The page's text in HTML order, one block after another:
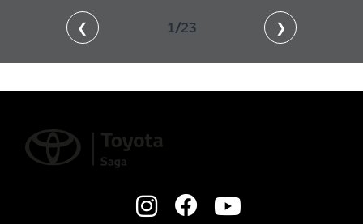
❮ 2/23 ❯